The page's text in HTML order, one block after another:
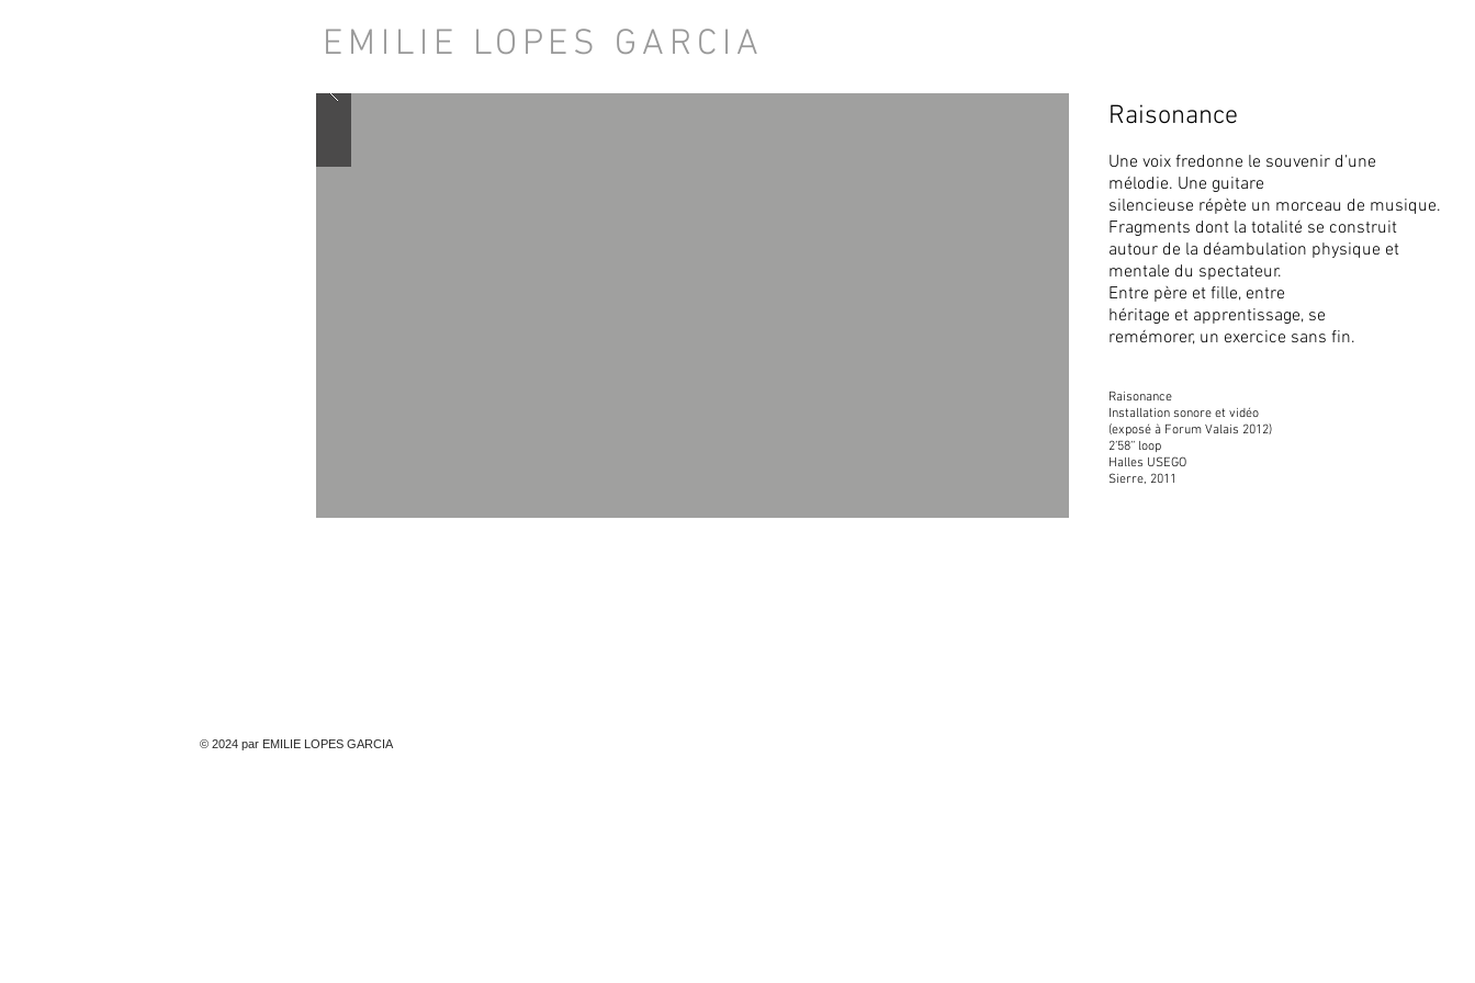
EMILIE LOPES GARCIA
Raisonance
Une voix fredonne le souvenir d’une
mélodie. Une guitare
silencieuse répète un morceau de musique.
Fragments dont la totalité se construit
autour de la déambulation physique et
mentale du spectateur.
Entre père et fille, entre
héritage et apprentissage, se
remémorer, un exercice sans fin.
Raisonance
Installation sonore et vidéo
(exposé à Forum Valais 2012)
2’58’’ loop
Halles USEGO
Sierre, 2011
© 2024 par EMILIE LOPES GARCIA